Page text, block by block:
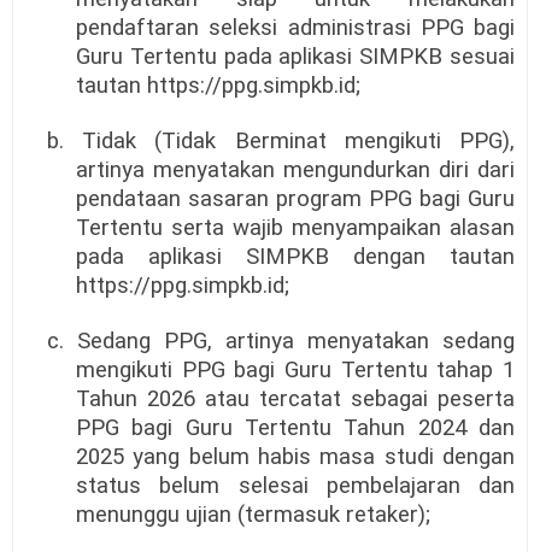
pendaftaran seleksi administrasi PPG bagi
Guru Tertentu pada aplikasi SIMPKB sesuai
tautan https://ppg.simpkb.id;
b. Tidak (Tidak Berminat mengikuti PPG),
artinya menyatakan mengundurkan diri dari
pendataan sasaran program PPG bagi Guru
Tertentu serta wajib menyampaikan alasan
pada aplikasi SIMPKB dengan tautan
https://ppg.simpkb.id;
c. Sedang PPG, artinya menyatakan sedang
mengikuti PPG bagi Guru Tertentu tahap 1
Tahun 2026 atau tercatat sebagai peserta
PPG bagi Guru Tertentu Tahun 2024 dan
2025 yang belum habis masa studi dengan
status belum selesai pembelajaran dan
menunggu ujian (termasuk retaker);